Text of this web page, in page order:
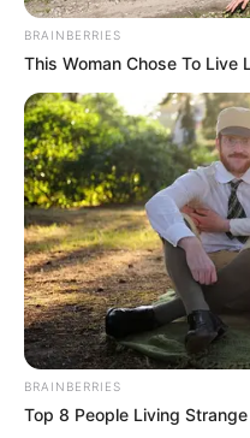
BRAINBERRIES
This Woman Chose To Live
BRAINBERRIES
Top 8 People Living